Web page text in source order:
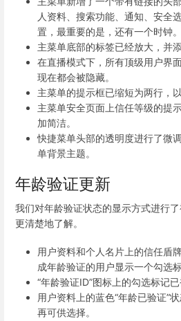
人资料、搜索功能、通知、安全
置，最重要的是，还有一个时钟。
主菜单底部的标签已经放大，并
在直播模式下，所有顶级用户界
现在都会被隐藏。
主菜单的提示框已缩短为两行，
主菜单安全页面上信任等级的提
加简洁。
快捷菜单头部的透明度进行了微
单背景主题。
年龄验证更新
我们对年龄验证状态的显示方式进行
更清楚地了解。
用户资料和个人名片上的信任盾
成年龄验证的用户显示一个勾选标
“年龄验证ID”图标上的勾选标记已
用户资料上的蓝色“年龄已验证”
再可供选择。